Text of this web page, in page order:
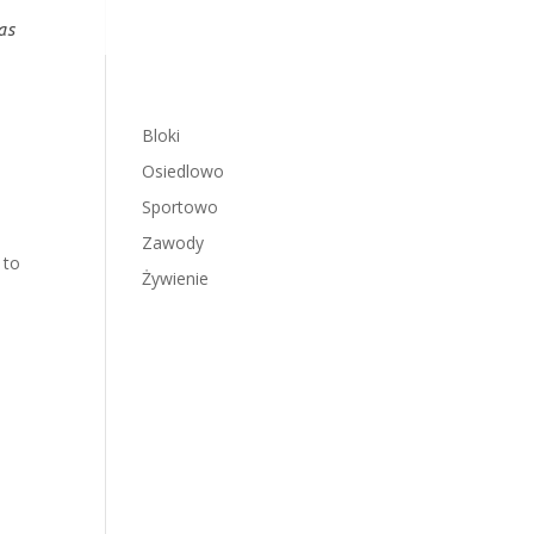
to
Bloki
Osiedlowo
Sportowo
Zawody
Żywienie